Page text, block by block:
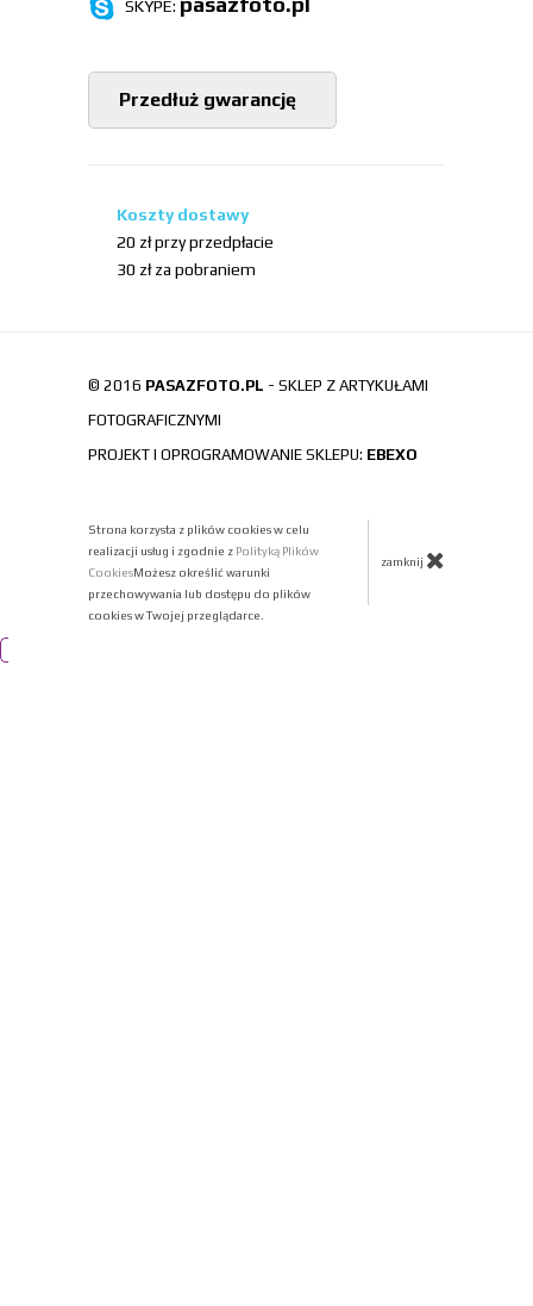
SKYPE:
Przedłuż gwarancję
Koszty dostawy
20 zł przy przedpłacie
30 zł za pobraniem
© 2016 PASAZFOTO.PL - SKLEP Z ARTYKUŁAMI
FOTOGRAFICZNYMI
PROJEKT I OPROGRAMOWANIE SKLEPU: EBEXO
Strona korzysta z plików cookies w celu
realizacji usług i zgodnie z Polityką Plików
CookiesMożesz określić warunki
przechowywania lub dostępu do plików
cookies w Twojej przeglądarce.
zamknij